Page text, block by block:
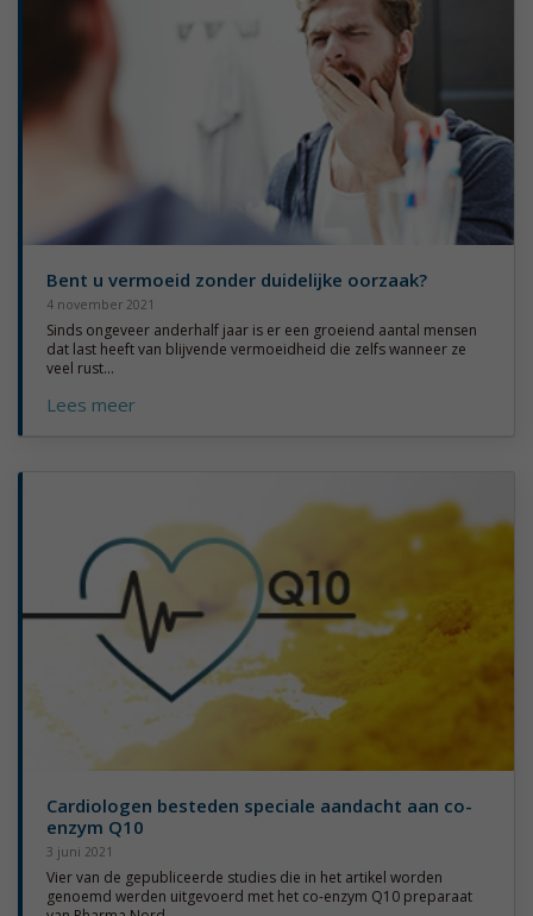
Bent u vermoeid zonder duidelijke oorzaak?
4 november 2021
Sinds ongeveer anderhalf jaar is er een groeiend aantal mensen
dat last heeft van blijvende vermoeidheid die zelfs wanneer ze
veel rust...
Lees meer
Cardiologen besteden speciale aandacht aan co-
enzym Q10
3 juni 2021
Vier van de gepubliceerde studies die in het artikel worden
genoemd werden uitgevoerd met het co-enzym Q10 preparaat